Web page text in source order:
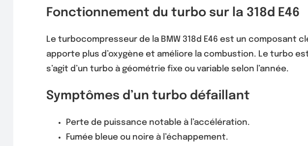
Fonctionnement du turbo sur la 318d E46
Le turbocompresseur de la BMW 318d E46 est un composant
apporte plus d’oxygène et améliore la combustion. Le turbo
s’agit d’un turbo à géométrie fixe ou variable selon l’année.
Symptômes d’un turbo défaillant
Perte de puissance notable à l’accélération.
Fumée bleue ou noire à l’échappement.